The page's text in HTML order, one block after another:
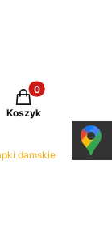
Produkty w
Koszyk
damskie